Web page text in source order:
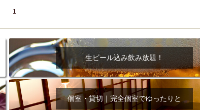
コース
バリー 寿司 クリスマス 和食
クーポン
旭橋駅周辺 沖縄料理 スイーツ
結納・顔会わせ
民謡・生演奏 気軽に一杯
店内全面禁煙
貝づくし 燻製料理
美栄橋駅周辺
辺 オープンテラス マトン・ラム肉
洋食
1
生ビール込み飲み放題！
個室・貸切｜完全個室でゆったりと